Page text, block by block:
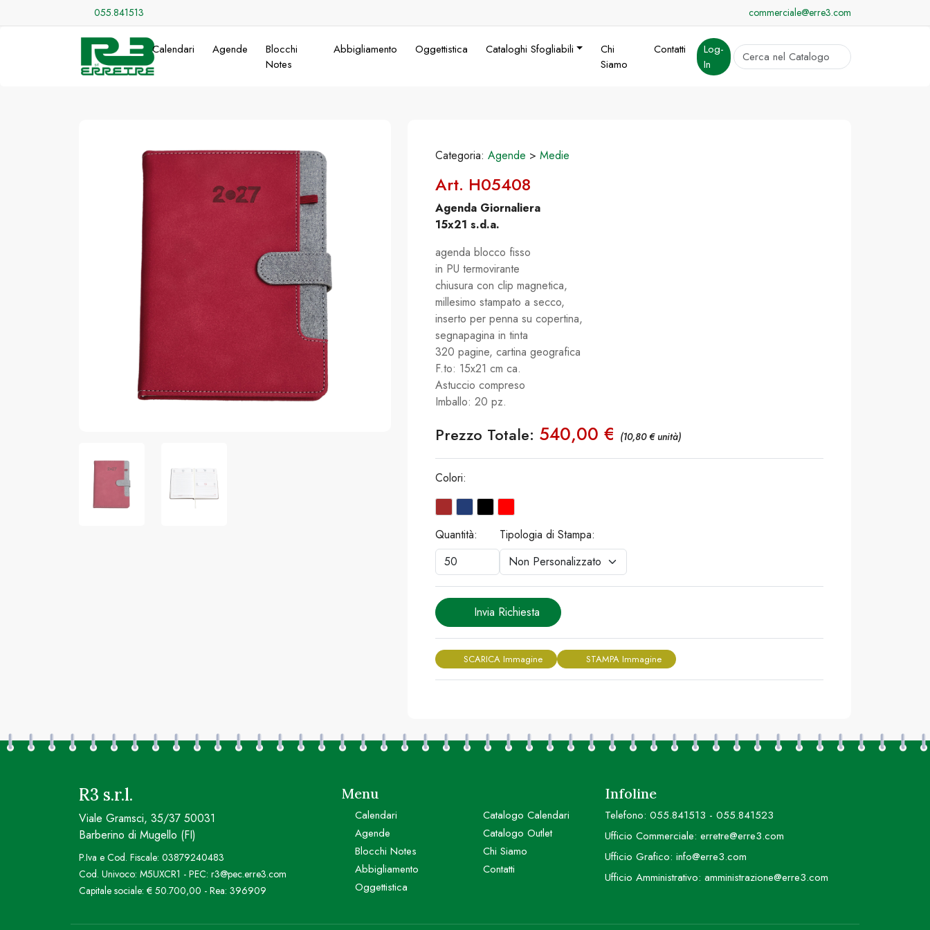
055.841513 commerciale@erre3.com
Calendari Agende
Blocchi
Notes
Abbigliamento Oggettistica Cataloghi Sfogliabili
Chi
Siamo
Contatti
Log-
In
cerca
Categoria: Agende > Medie
Art. H05408
Agenda Giornaliera
15x21 s.d.a.
agenda blocco fisso
in PU termovirante
chiusura con clip magnetica,
millesimo stampato a secco,
inserto per penna su copertina,
segnapagina in tinta
320 pagine, cartina geografica
F.to: 15x21 cm ca.
Astuccio compreso
Imballo: 20 pz.
Prezzo Totale: 540,00 € (10,80 € unità)
Colori:
Quantità: Tipologia di Stampa:
Invia Richiesta
SCARICA Immagine STAMPA Immagine
R3 s.r.l.
Viale Gramsci, 35/37 50031
Barberino di Mugello (FI)
P.Iva e Cod. Fiscale: 03879240483
Cod. Univoco: M5UXCR1 - PEC: r3@pec.erre3.com
Capitale sociale: € 50.700,00 - Rea: 396909
Menu
Calendari
Agende
Blocchi Notes
Abbigliamento
Oggettistica
Catalogo Calendari
Catalogo Outlet
Chi Siamo
Contatti
Infoline
Telefono: 055.841513 - 055.841523
Ufficio Commerciale: erretre@erre3.com
Ufficio Grafico: info@erre3.com
Ufficio Amministrativo: amministrazione@erre3.com